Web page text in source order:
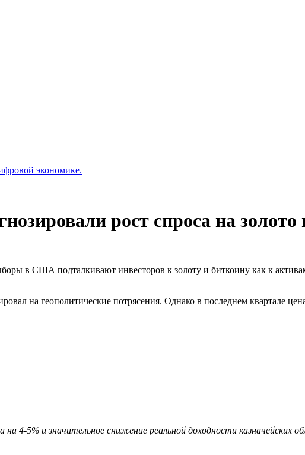
экономике.
рост спроса на золото
в США подталкивают инвесторов к золоту и биткоину как к
на геополитические потрясения. Однако в последнем квартале
4-5% и значительное снижение реальной доходности казначейских